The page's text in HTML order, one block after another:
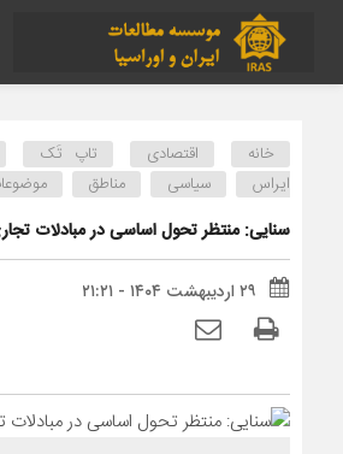
خانه اقتصادی تاپ تَک
ایراس
سیاسی مناطق
سنایی: منتظر تحول اساسی در مبادلات
۲۹ اردیبهشت ۱۴۰۴ - ۲۱:۲۱